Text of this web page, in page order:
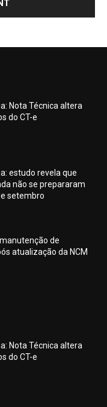
Nota Técnica altera
do CT-e
estudo revela que
não se prepararam
setembro
de
atualização da NCM
Nota Técnica altera
do CT-e